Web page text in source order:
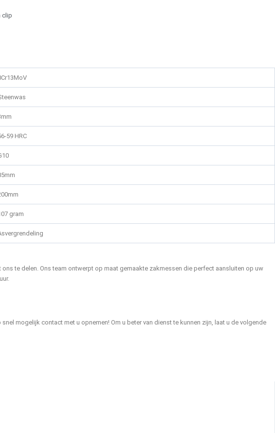
clip
59 HRC
gram
te delen. Ons team ontwerpt op maat gemaakte zakmessen die perfect aansluiten op uw
mogelijk contact met u opnemen! Om u beter van dienst te kunnen zijn, laat u de volgende